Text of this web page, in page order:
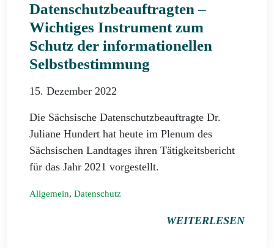
Datenschutzbeauftragten –
Wichtiges Instrument zum
Schutz der informationellen
Selbstbestimmung
15. Dezember 2022
Die Sächsische Datenschutzbeauftragte Dr.
Juliane Hundert hat heute im Plenum des
Sächsischen Landtages ihren Tätigkeitsbericht
für das Jahr 2021 vorgestellt.
Allgemein, Datenschutz
WEITERLESEN